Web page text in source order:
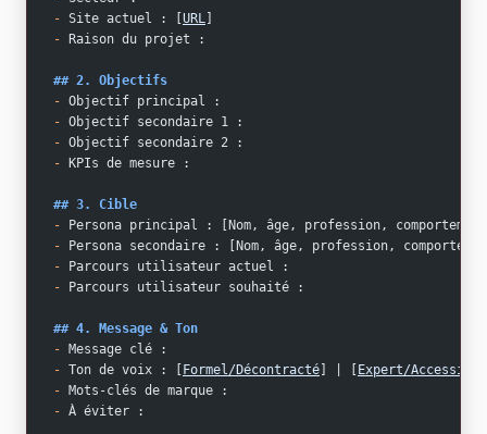
- Site actuel : [ URL
- Raison du projet :
## 2. Objectifs
- Objectif principal :
- Objectif secondaire 1 :
- Objectif secondaire 2 :
- KPIs de mesure :
## 3. Cible
- Persona principal : [Nom, âge, profession,
- Persona secondaire : [Nom, âge, profession,
- Parcours utilisateur actuel :
- Parcours utilisateur souhaité :
## 4. Message & Ton
- Message clé :
- Ton de voix : [ Formel/Décontracté
Expert/Accessible
- Mots-clés de marque :
- À éviter :